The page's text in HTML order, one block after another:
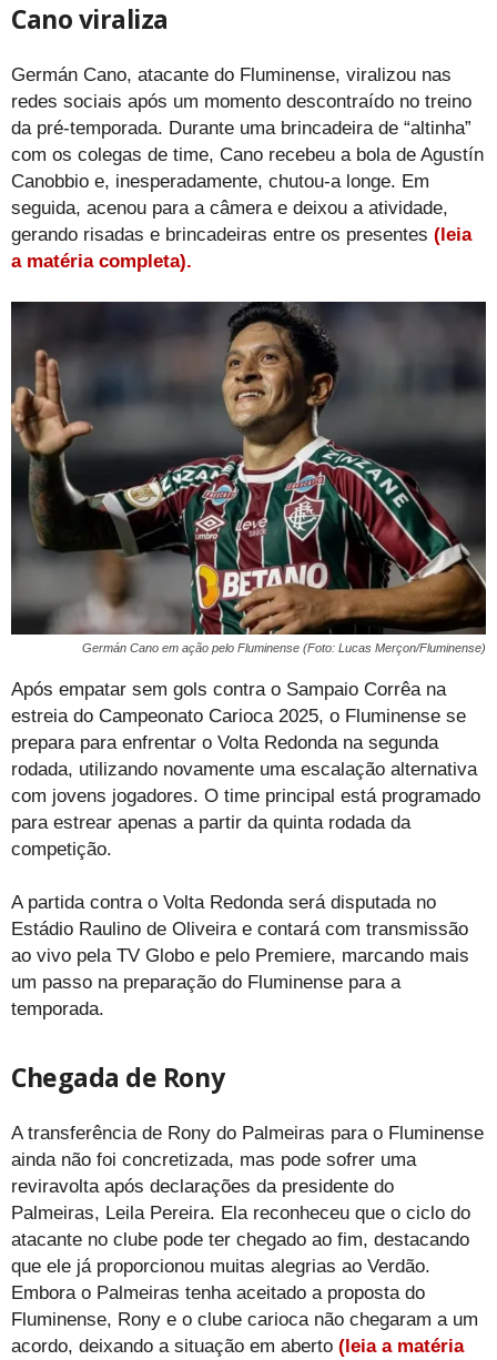
Cano viraliza
Germán Cano, atacante do Fluminense, viralizou nas
redes sociais após um momento descontraído no treino
da pré-temporada. Durante uma brincadeira de “altinha”
com os colegas de time, Cano recebeu a bola de Agustín
Canobbio e, inesperadamente, chutou-a longe. Em
seguida, acenou para a câmera e deixou a atividade,
gerando risadas e brincadeiras entre os presentes (leia
a matéria completa).
Germán Cano em ação pelo Fluminense (Foto: Lucas Merçon/Fluminense)
Após empatar sem gols contra o Sampaio Corrêa na
estreia do Campeonato Carioca 2025, o Fluminense se
prepara para enfrentar o Volta Redonda na segunda
rodada, utilizando novamente uma escalação alternativa
com jovens jogadores. O time principal está programado
para estrear apenas a partir da quinta rodada da
competição.
A partida contra o Volta Redonda será disputada no
Estádio Raulino de Oliveira e contará com transmissão
ao vivo pela TV Globo e pelo Premiere, marcando mais
um passo na preparação do Fluminense para a
temporada.
Chegada de Rony
A transferência de Rony do Palmeiras para o Fluminense
ainda não foi concretizada, mas pode sofrer uma
reviravolta após declarações da presidente do
Palmeiras, Leila Pereira. Ela reconheceu que o ciclo do
atacante no clube pode ter chegado ao fim, destacando
que ele já proporcionou muitas alegrias ao Verdão.
Embora o Palmeiras tenha aceitado a proposta do
Fluminense, Rony e o clube carioca não chegaram a um
acordo, deixando a situação em aberto (leia a matéria